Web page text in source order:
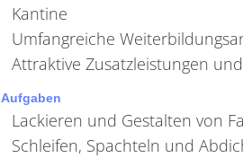
Kantine
Umfangreiche
Attraktive Zusatzleistungen
Aufgaben
Lackieren und Gestalten von
Schleifen, Spachteln und